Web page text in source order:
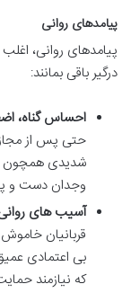
پیامدهای روانی
پیامدهای روانی،
درگیر باقی بمانند:
احساس گناه،
حتی پس از
شدیدی همچون
وجدان دست و
آسیب های
قربانیان
بی اعتمادی
که نیازمند